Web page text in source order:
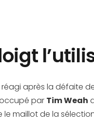
après la défaite
par Tim Weah
le maillot de la